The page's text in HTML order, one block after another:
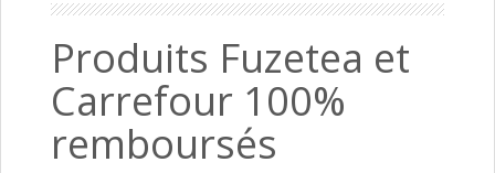
Produits Fuzetea et
Carrefour 100%
remboursés